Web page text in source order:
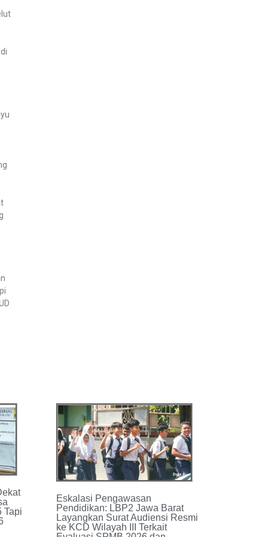
Tapi
Eskalasi Pengawasan
Pendidikan: LBP2 Jawa Barat
Layangkan Surat Audiensi Resmi
ke KCD Wilayah III Terkait